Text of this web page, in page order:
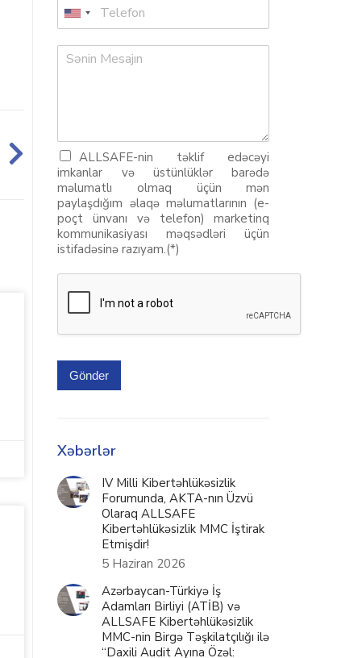
ALLSAFE-nin təklif edəcəyi
imkanlar və üstünlüklər barədə
məlumatlı olmaq üçün mən
paylaşdığım əlaqə məlumatlarının (e-
poçt ünvanı və telefon) marketinq
kommunikasiyası məqsədləri üçün
istifadəsinə razıyam.(*)
Gönder
Xəbərlər
IV Milli Kibertəhlükəsizlik
Forumunda, AKTA-nın Üzvü
Olaraq ALLSAFE
Kibertəhlükəsizlik MMC İştirak
Etmişdir!
5 Haziran 2026
Azərbaycan-Türkiyə İş
Adamları Birliyi (ATİB) və
ALLSAFE Kibertəhlükəsizlik
MMC-nin Birgə Təşkilatçılığı ilə
“Daxili Audit Ayına Özəl: